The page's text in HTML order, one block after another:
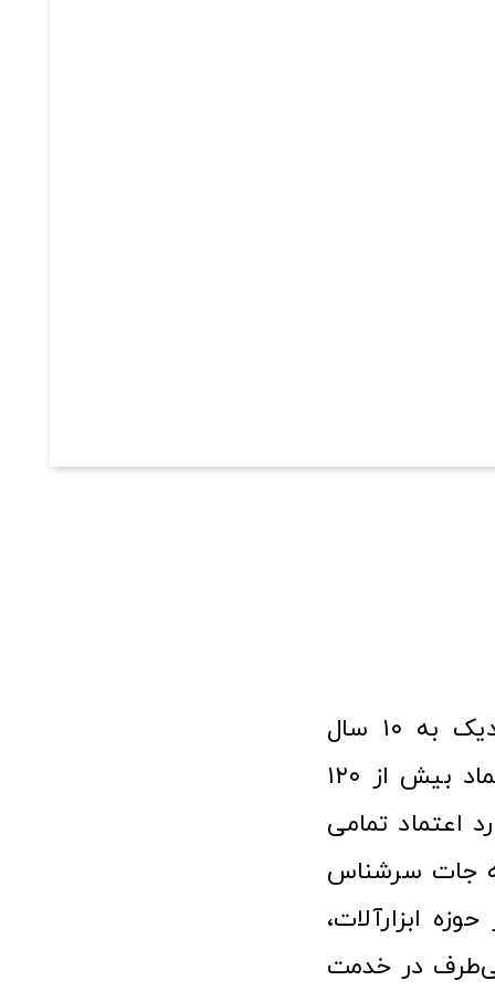
فروشگاه آنلاین ابزار و تجهیزات صنعتی کولیس با افتخار نزدیک به ۱۰ سال
فعالیت در عرصه ابزارآلات و کالاهای صنعتی توانسته مورد اعتماد بیش از ۱۲۰
اعتماد تمامی
جات سرشناس
ابزارآلات،
در خدمت